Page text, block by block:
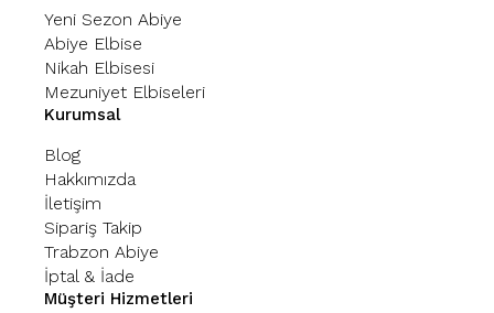
Yeni Sezon Abiye
Abiye Elbise
Nikah Elbisesi
Mezuniyet Elbiseleri
Kurumsal
Blog
Hakkımızda
İletişim
Sipariş Takip
Trabzon Abiye
İptal & İade
Müşteri Hizmetleri